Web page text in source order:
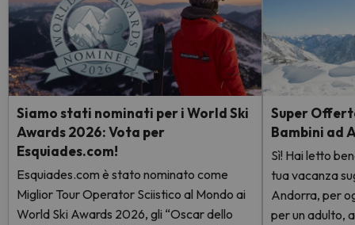
Siamo stati nominati per i World Ski
Awards 2026: Vota per
Esquiades.com!
Esquiades.com è stato nominato come
Miglior Tour Operator Sciistico al Mondo ai
World Ski Awards 2026, gli “Oscar dello
Super
Bambini ad
Sì! Hai letto
tua vacanza
Andorra, per
per un adulto,